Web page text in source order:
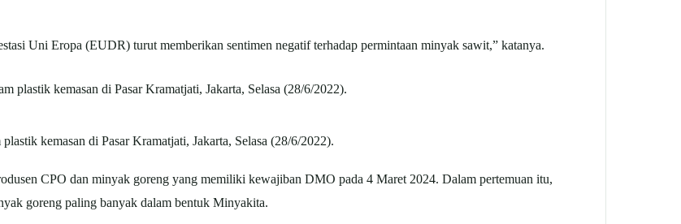
Uni Eropa (EUDR) turut memberikan sentimen negatif terhadap permintaan minyak sawit,” katanya.
kemasan di Pasar Kramatjati, Jakarta, Selasa (28/6/2022).
CPO dan minyak goreng yang memiliki kewajiban DMO pada 4 Maret 2024. Dalam pertemuan itu,
goreng paling banyak dalam bentuk Minyakita.